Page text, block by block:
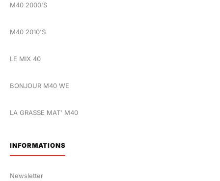
M40 2000'S
M40 2010'S
LE MIX 40
BONJOUR M40 WE
LA GRASSE MAT' M40
INFORMATIONS
Newsletter